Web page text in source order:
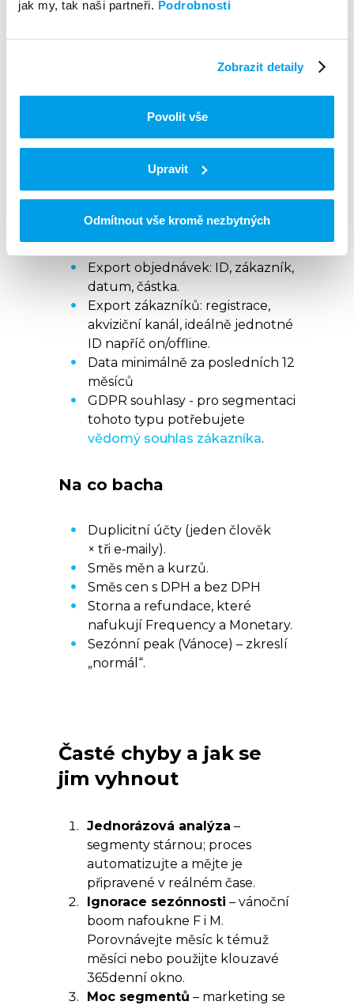
jak my, tak naši partneři. Podrobnosti
Zobrazit detaily
Povolit vše
Upravit
Odmítnout vše kromě nezbytných
pomocíCustomer
datových sil. S obojím
vám rádi pomůžeme.
Jak se připravit
Jaká data potřebujete
Export objednávek: ID, zákazník,
datum, částka.
Export zákazníků: registrace,
akviziční kanál, ideálně jednotné
ID napříč on/offline.
Data minimálně za posledních 12
měsíců
GDPR souhlasy - pro segmentaci
tohoto typu potřebujete
vědomý souhlas zákazníka.
Na co bacha
Duplicitní účty (jeden člověk
× tři e‑maily).
Směs měn a kurzů.
Směs cen s DPH a bez DPH
Storna a refundace, které
nafukují Frequency a Monetary.
Sezónní peak (Vánoce) – zkreslí
„normál“.
Časté chyby a jak se
jim vyhnout
Jednorázová analýza –
segmenty stárnou; proces
automatizujte a mějte je
připravené v reálném čase.
Ignorace sezónnosti – vánoční
boom nafoukne F i M.
Porovnávejte měsíc k témuž
měsíci nebo použijte klouzavé
365denní okno.
Moc segmentů – marketing se